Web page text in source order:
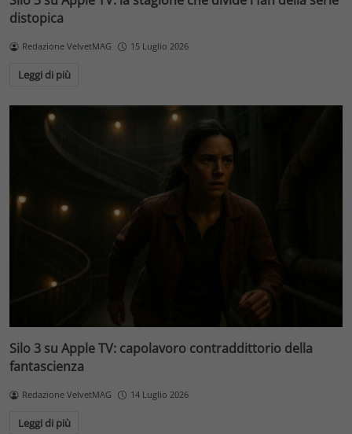
distopica
Redazione VelvetMAG 15 Luglio 2026
Leggi di più
Silo 3 su Apple TV: capolavoro contraddittorio della
fantascienza
Redazione VelvetMAG 14 Luglio 2026
Leggi di più